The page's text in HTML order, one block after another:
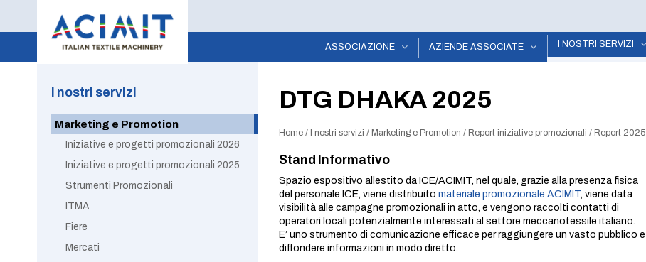
ASSOCIAZIONE AZIENDE ASSOCIATE I NOSTRI SERVIZI
DTG DHAKA 2025
Home / I nostri servizi / Marketing e Promotion / Report iniziative promozionali / Report 2025
Stand Informativo
Spazio espositivo allestito da ICE/ACIMIT, nel quale, grazie alla presenza fisica
del personale ICE, viene distribuito materiale promozionale ACIMIT, viene data
visibilità alle campagne promozionali in atto, e vengono raccolti contatti di
operatori locali potenzialmente interessati al settore meccanotessile italiano.
E’ uno strumento di comunicazione efficace per raggiungere un vasto pubblico e
diffondere informazioni in modo diretto.
I nostri servizi
Marketing e Promotion
Iniziative e progetti promozionali 2026
Iniziative e progetti promozionali 2025
Strumenti Promozionali
ITMA
Fiere
Mercati